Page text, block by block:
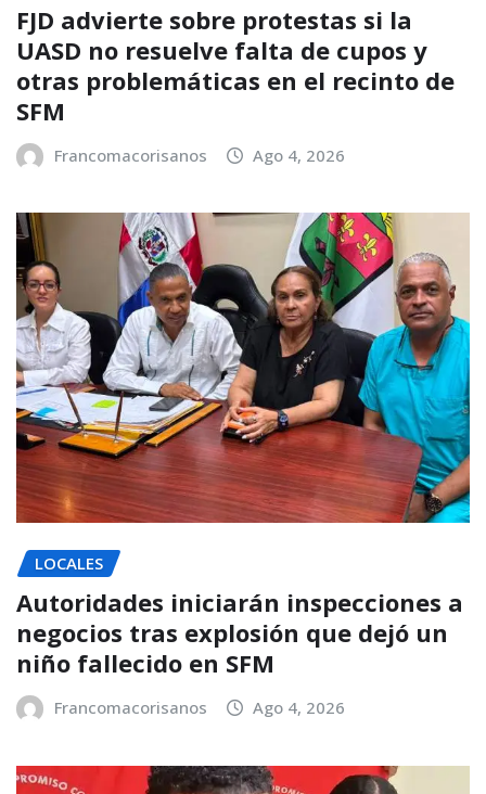
FJD advierte sobre protestas si la
UASD no resuelve falta de cupos y
otras problemáticas en el recinto de
SFM
Francomacorisanos Ago 4, 2026
LOCALES
Autoridades iniciarán inspecciones a
negocios tras explosión que dejó un
niño fallecido en SFM
Francomacorisanos Ago 4, 2026